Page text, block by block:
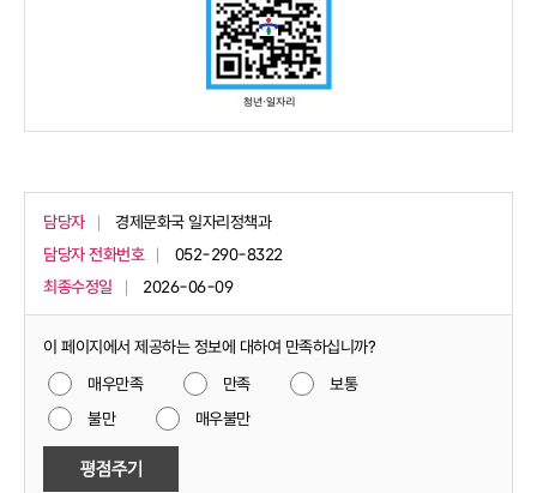
담당자
경제문화국 일자리정책과
담당자 전화번호
052-290-8322
최종수정일
2026-06-09
이 페이지에서 제공하는 정보에 대하여 만족하십니까?
매우만족
만족
보통
불만
매우불만